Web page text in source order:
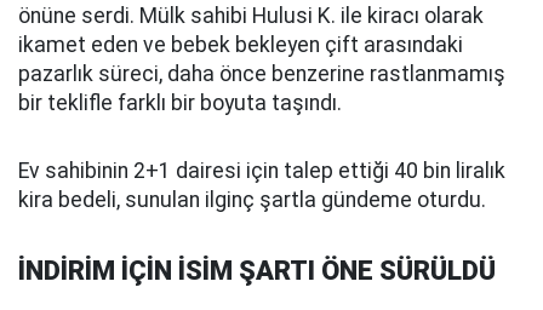
önüne serdi. Mülk sahibi Hulusi K. ile kiracı olarak
ikamet eden ve bebek bekleyen çift arasındaki
pazarlık süreci, daha önce benzerine rastlanmamış
bir teklifle farklı bir boyuta taşındı.
Ev sahibinin 2+1 dairesi için talep ettiği 40 bin liralık
kira bedeli, sunulan ilginç şartla gündeme oturdu.
İNDİRİM İÇİN İSİM ŞARTI ÖNE SÜRÜLDÜ